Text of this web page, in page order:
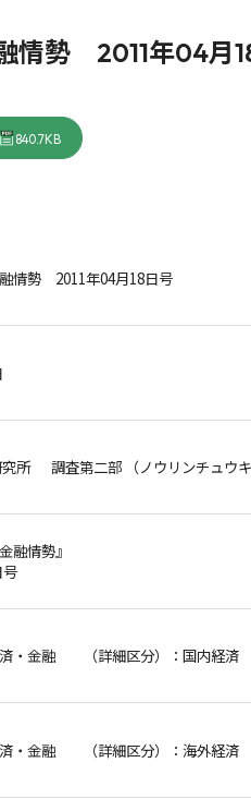
情勢 2011年04月
840.7KB
情勢 2011年04月18日号
所 調査第二部 （ノウリンチュウ
融情勢』
号
済・金融 （詳細区分）：国内経済
済・金融 （詳細区分）：海外経済